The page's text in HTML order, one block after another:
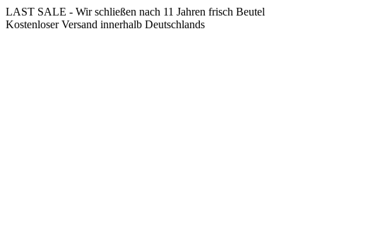
Springe
zum
LAST SALE - Wir schließen nach 11 Jahren frisch Beutel
Kostenloser Versand innerhalb Deutschlands